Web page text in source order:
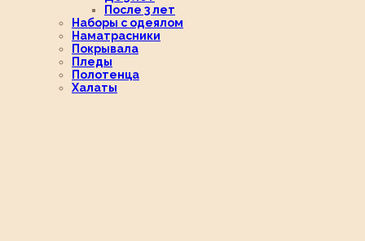
После 3 лет
Наборы с одеялом
Наматрасники
Покрывала
Пледы
Полотенца
Халаты